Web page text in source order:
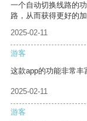
一个自动切换线路的
路，从而获得更好的加
2025-02-11
游客
这款app的功能非常丰
2025-02-11
游客